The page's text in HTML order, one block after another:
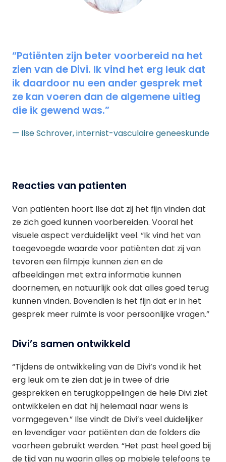
“Patiënten zijn beter voorbereid na het
zien van de Divi. Ik vind het erg leuk dat
ik daardoor nu een ander gesprek met
ze kan voeren dan de algemene uitleg
die ik gewend was.”
— Ilse Schrover, internist-vasculaire geneeskunde
Reacties van patienten
Van patiënten hoort Ilse dat zij het fijn vinden dat
ze zich goed kunnen voorbereiden. Vooral het
visuele aspect verduidelijkt veel. “Ik vind het van
toegevoegde waarde voor patiënten dat zij van
tevoren een filmpje kunnen zien en de
afbeeldingen met extra informatie kunnen
doornemen, en natuurlijk ook dat alles goed terug
kunnen vinden. Bovendien is het fijn dat er in het
gesprek meer ruimte is voor persoonlijke vragen.”
Divi’s samen ontwikkeld
“Tijdens de ontwikkeling van de Divi’s vond ik het
erg leuk om te zien dat je in twee of drie
gesprekken en terugkoppelingen de hele Divi ziet
ontwikkelen en dat hij helemaal naar wens is
vormgegeven.” Ilse vindt de Divi’s veel duidelijker
en levendiger voor patiënten dan de folders die
voorheen gebruikt werden. “Het past heel goed bij
de tijd van nu waarin alles op mobiele telefoons te